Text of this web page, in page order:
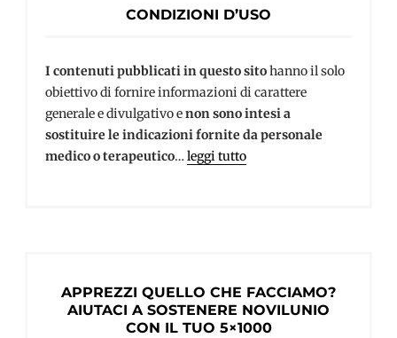
CONDIZIONI D’USO
I contenuti pubblicati in questo sitohanno il solo
obiettivo di fornire informazioni di carattere
generale e divulgativo enon sono intesi a
sostituire le indicazioni fornite da personale
medico o terapeutico…leggi tutto
APPREZZI QUELLO CHE FACCIAMO?
AIUTACI A SOSTENERE NOVILUNIO
CON IL TUO 5×1000